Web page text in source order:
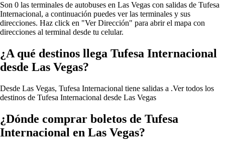
Son 0 las terminales de autobuses en Las Vegas con salidas de Tufesa
Internacional, a continuación puedes ver las terminales y sus
direcciones. Haz click en "Ver Dirección" para abrir el mapa con
direcciones al terminal desde tu celular.
¿A qué destinos llega Tufesa Internacional
desde Las Vegas?
Desde Las Vegas, Tufesa Internacional tiene salidas a .Ver todos los
destinos de Tufesa Internacional desde Las Vegas
¿Dónde comprar boletos de Tufesa
Internacional en Las Vegas?